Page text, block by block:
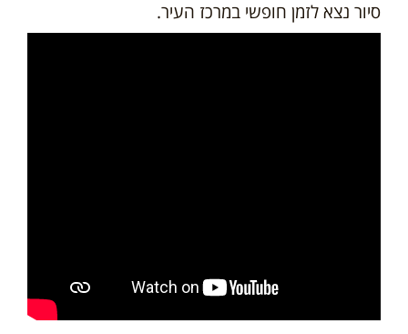
סיור נצא לזמן חופשי במרכז העיר.